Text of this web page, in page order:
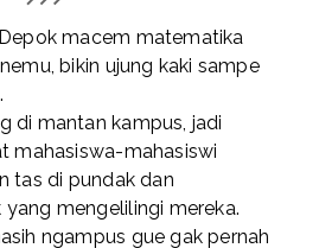
macem matematika
bikin ujung kaki sampe
di mantan kampus, jadi
mahasiswa-mahasiswi
tas di pundak dan
mengelilingi mereka.
ngampus gue gak pernah